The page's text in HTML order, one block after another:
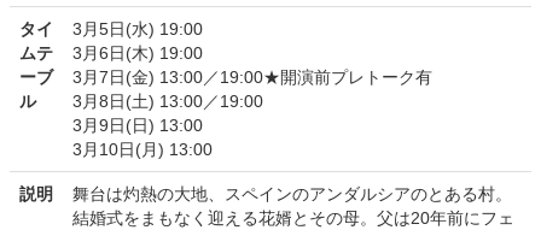
タイ
ムテ
ーブ
ル
3月5日(水) 19:00
3月6日(木) 19:00
3月7日(金) 13:00／19:00★開演前プレトーク有
3月8日(土) 13:00／19:00
3月9日(日) 13:00
3月10日(月) 13:00
説明
舞台は灼熱の大地、スペインのアンダルシアのとある村。
結婚式をまもなく迎える花婿とその母。父は20年前にフェ